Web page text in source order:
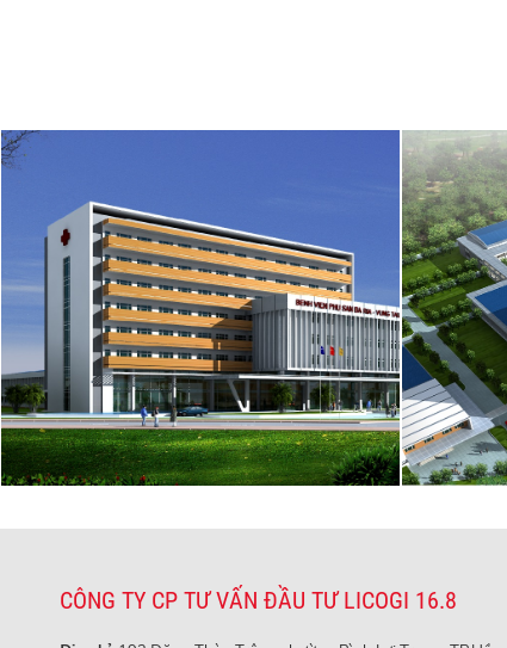
CÔNG TY CP TƯ VẤN ĐẦU TƯ LICOGI 16.8